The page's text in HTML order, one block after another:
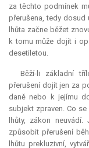
za těchto podmínek
přerušena, tedy dosud
lhůta začne běžet
k tomu může dojít i
desetiletou.
Běží-li základní
přerušení dojít jen za
daně nebo k jejímu
subjekt zpraven. Co
lhůty, zákon
způsobit přerušení
lhůtu prekluzivní,